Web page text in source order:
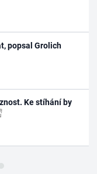
popsal Grolich
Ke stíhání by